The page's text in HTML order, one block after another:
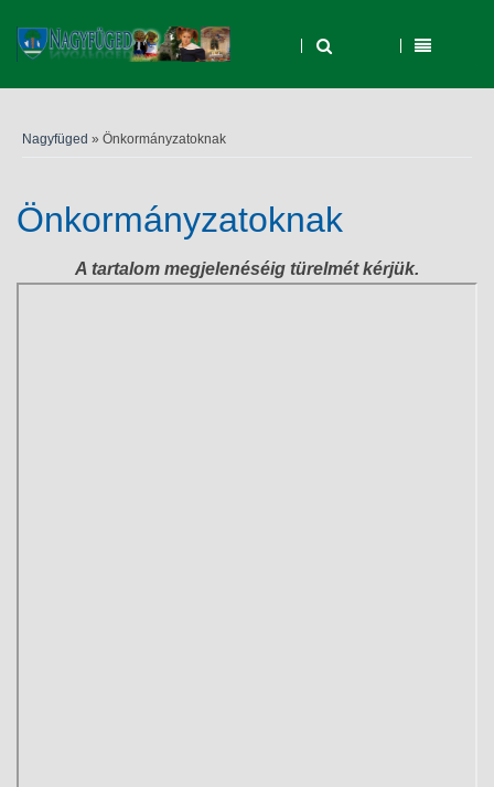
Nagyfüged » Önkormányzatoknak
Önkormányzatoknak
A tartalom megjelenéséig türelmét kérjük.